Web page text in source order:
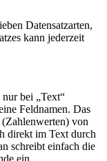
Datensatzarten,
kann jederzeit
bei „Text“
Feldnamen. Das
von
direkt im Text durch
schreibt einfach die